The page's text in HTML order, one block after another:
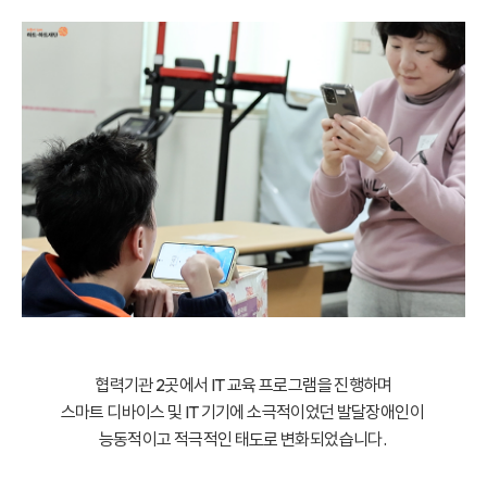
협력기관 2곳에서 IT 교육 프로그램을 진행하며
스마트 디바이스 및 IT 기기에 소극적이었던 발달장애인이
능동적이고 적극적인 태도로 변화되었습니다.